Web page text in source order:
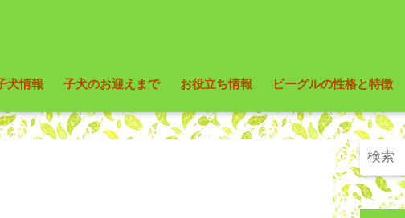
犬情報 子犬のお迎えまで お役立ち情報 ビーグルの性格と特徴